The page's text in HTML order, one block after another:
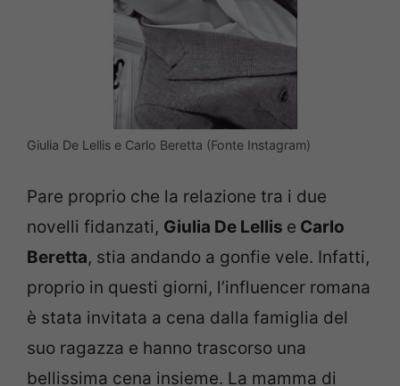
Giulia De Lellis e Carlo Beretta (Fonte Instagram)
Pare proprio che la relazione tra i due
novelli fidanzati, Giulia De Lellis e Carlo
Beretta, stia andando a gonfie vele. Infatti,
proprio in questi giorni, l’influencer romana
è stata invitata a cena dalla famiglia del
suo ragazza e hanno trascorso una
bellissima cena insieme. La mamma di